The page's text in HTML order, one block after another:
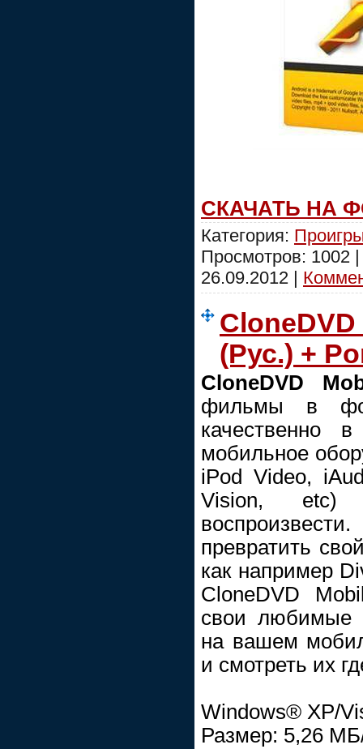
СКАЧАТЬ НА
Категория:
Просмотров: 1002
26.09.2012 |
(Рус.) +
CloneDVD
фильмы в
качественно
мобильное
iPod Video,
Vision, etc)
превратить
как например
CloneDVD
свои любимые
на вашем
и смотреть их
Windows® XP/
Размер: 5,26